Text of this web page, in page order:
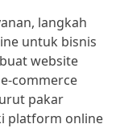
langkah
untuk bisnis
website
commerce
pakar
platform online